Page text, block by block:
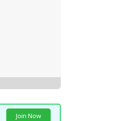
Join Now